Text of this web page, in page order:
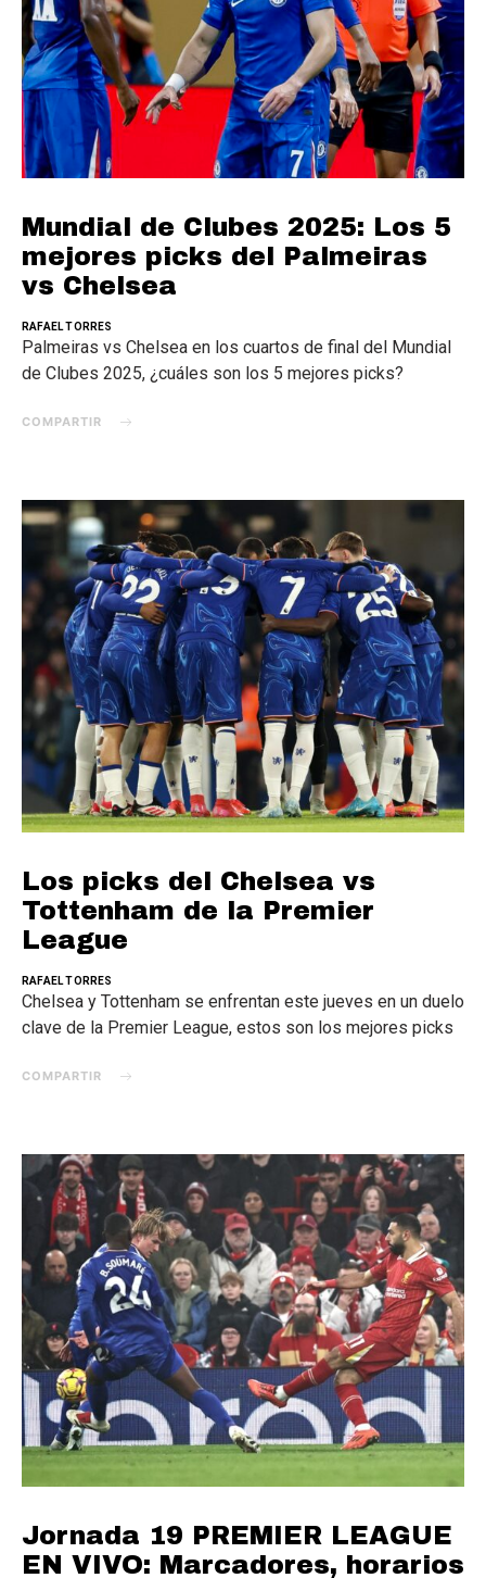
Mundial de Clubes 2025: Los 5
mejores picks del Palmeiras
vs Chelsea
RAFAEL TORRES
Palmeiras vs Chelsea en los cuartos de final del Mundial
de Clubes 2025, ¿cuáles son los 5 mejores picks?
COMPARTIR
Los picks del Chelsea vs
Tottenham de la Premier
League
RAFAEL TORRES
Chelsea y Tottenham se enfrentan este jueves en un duelo
clave de la Premier League, estos son los mejores picks
COMPARTIR
Jornada 19 PREMIER LEAGUE
EN VIVO: Marcadores, horarios